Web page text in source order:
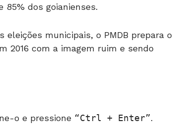
85% dos goianienses.
eleições municipais, o PMDB prepara o
2016 com a imagem ruim e sendo
o e pressione Ctrl + Enter .